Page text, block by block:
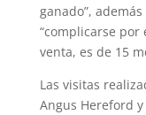
ganado”,
“complicarse por
venta, es de 15
Las visitas
Angus Hereford